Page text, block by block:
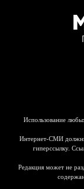
Использование
Интернет-СМИ
гиперссылку.
Редакция может не